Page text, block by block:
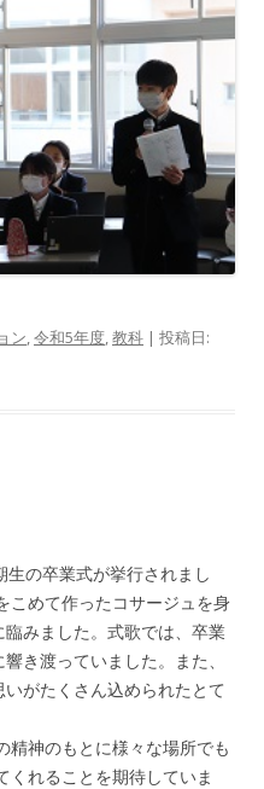
ン,令和5年度,教科 | 投稿日:
生の卒業式が挙行されまし
こめて作ったコサージュを身
みました。式歌では、卒業
き渡っていました。また、
がたくさん込められたとて
精神のもとに様々な場所でも
くれることを期待していま